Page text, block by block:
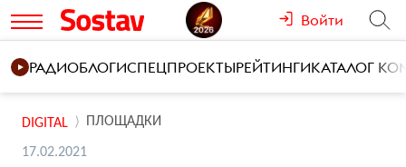
Войти
РАДИОБЛОГИСПЕЦПРОЕКТЫРЕЙТИНГИКАТАЛОГ
DIGITAL ПЛОЩАДКИ
17.02.2021